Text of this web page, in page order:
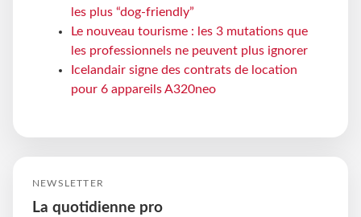
les plus “dog-friendly”
Le nouveau tourisme : les 3 mutations que
les professionnels ne peuvent plus ignorer
Icelandair signe des contrats de location
pour 6 appareils A320neo
NEWSLETTER
La quotidienne pro